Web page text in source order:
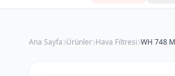
Ana Sayfa Ürünler Hava Filtresi